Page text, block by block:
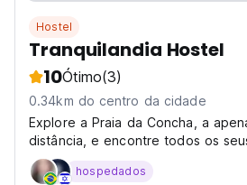
Hostel
Tranquilandia Hostel
10Ótimo(3)
0.34km do centro da cidade
Explore a Praia da Concha, a
distância, e encontre todos os
nos mercados próximos e na Rua
dia em outras praias
hospedados